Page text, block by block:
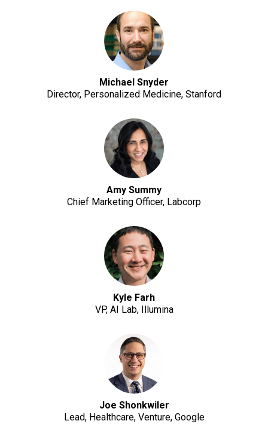
Michael Snyder
Director, Personalized Medicine, Stanford
Amy Summy
Chief Marketing Officer, Labcorp
Kyle Farh
VP, AI Lab, Illumina
Joe Shonkwiler
Lead, Healthcare, Venture, Google